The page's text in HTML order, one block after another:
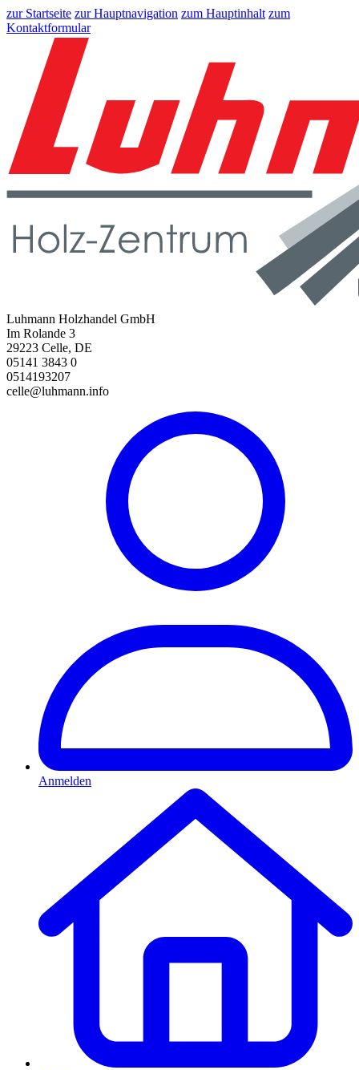
zur Startseite zur Hauptnavigation zum Hauptinhalt zum
Kontaktformular
Luhmann Holzhandel GmbH
Im Rolande 3
29223 Celle, DE
05141 3843 0
0514193207
celle@luhmann.info
Anmelden